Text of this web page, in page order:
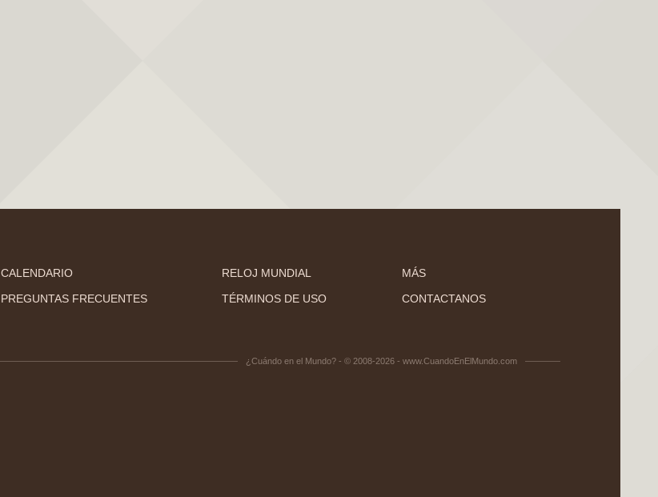
CALENDARIO RELOJ MUNDIAL
MÁS
PREGUNTAS FRECUENTES
TÉRMINOS DE USO CONTACTANOS
¿Cuándo en el Mundo? - © 2008-2026 - www.CuandoEnElMundo.com